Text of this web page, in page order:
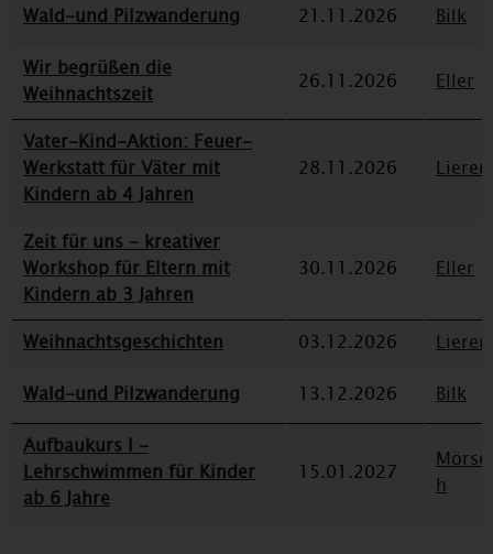
Wald-und Pilzwanderung 21.11.2026
Bilk
Wir begrüßen die
Weihnachtszeit
26.11.2026 Eller
Vater-Kind-Aktion: Feuer-
Werkstatt für Väter mit
Kindern ab 4 Jahren
28.11.2026
Zeit für uns - kreativer
Workshop für Eltern mit
Kindern ab 3 Jahren
30.11.2026 Eller
Weihnachtsgeschichten 03.12.2026
Wald-und Pilzwanderung
13.12.2026
Bilk
Aufbaukurs I -
Lehrschwimmen für Kinder
ab 6 Jahre
15.01.2027
h